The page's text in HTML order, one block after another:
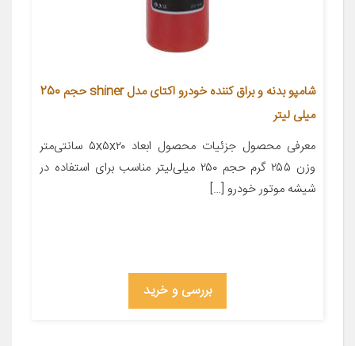
شامپو بدنه و براق کننده خودرو اکتای مدل shiner حجم 250
میلی لیتر
معرفی محصول جزئیات محصول ابعاد ۵x۵x۲۰ سانتی‌متر
وزن ۲۵۵ گرم حجم ۲۵۰ میلی‌لیتر مناسب برای استفاده در
شیشه موتور خودرو […]
بررسی و خرید